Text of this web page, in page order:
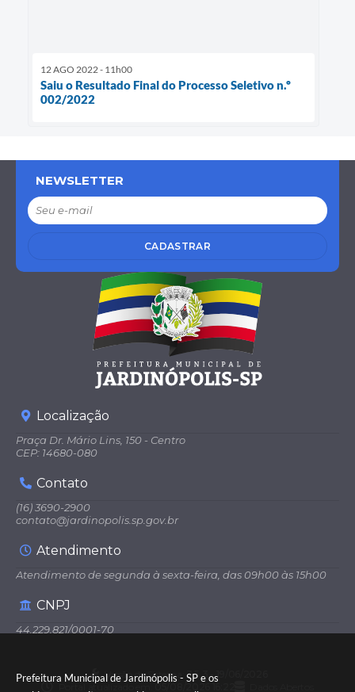
Prefeitura Municipal de Jardinópolis - SP e os
12 AGO 2022 - 11h00
Saiu o Resultado Final do Processo Seletivo n.º
002/2022
NEWSLETTER
CADASTRAR
Localização
Praça Dr. Mário Lins, 150 - Centro
CEP: 14680-080
Contato
(16) 3690-2900
contato@jardinopolis.sp.gov.br
Atendimento
Atendimento de segunda à sexta-feira, das 09h00 às 15h00
CNPJ
44.229.821/0001-70
Versão do Sistema: 3.5.3 - 19/06/2026
Portal atualizado em:
05/08/2026 16:22